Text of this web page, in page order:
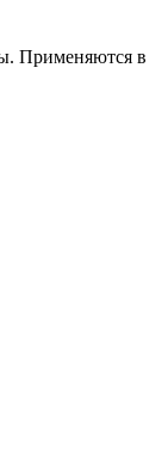
Применяются в